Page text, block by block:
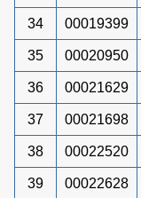
34 00019399
35 00020950
36 00021629
37 00021698
38 00022520
39 00022628